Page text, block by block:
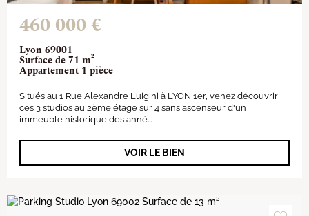
Lyon 69001
Surface de 71 m²
Appartement 1 pièce
460 000 €
Situés au 1 Rue Alexandre Luigini à LYON 1er, venez découvrir
ces 3 studios au 2ème étage sur 4 sans ascenseur d'un
immeuble historique des anné...
VOIR LE BIEN